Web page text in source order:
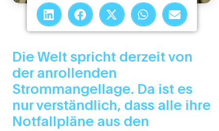
Die Welt spricht derzeit von
der anrollenden
Strommangellage. Da ist es
nur verständlich, dass alle ihre
Notfallpläne aus den